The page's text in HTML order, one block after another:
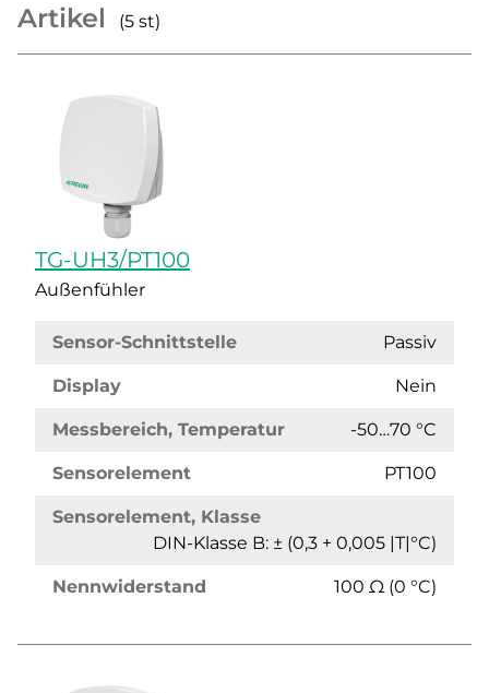
Artikel (5 st)
TG-UH3/PT100
Außenfühler
Sensor-Schnittstelle Passiv
Display Nein
Messbereich, Temperatur -50…70 °C
Sensorelement PT100
Sensorelement, Klasse
DIN-Klasse B: ± (0,3 + 0,005 |T|°C)
Nennwiderstand 100 Ω (0 °C)